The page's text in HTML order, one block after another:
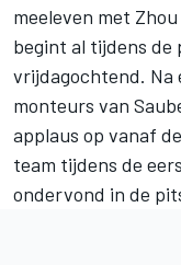
meeleven met
begint al tijdens
vrijdagochtend. Na
monteurs van
applaus op vanaf
team tijdens de
ondervond in de